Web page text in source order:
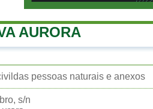
AURORA
pessoas naturais e anexos
s/n